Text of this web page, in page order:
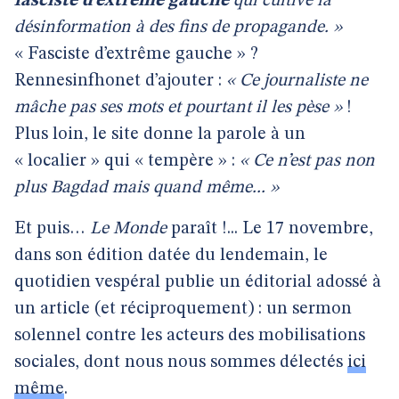
désinformation à des fins de propagande. »
« Fasciste d’extrême gauche » ?
Rennesinfhonet d’ajouter : « Ce journaliste ne
mâche pas ses mots et pourtant il les pèse »!
Plus loin, le site donne la parole à un
« localier » qui « tempère » : « Ce n’est pas non
plus Bagdad mais quand même... »
Et puis… Le Mondeparaît !... Le 17 novembre,
dans son édition datée du lendemain, le
quotidien vespéral publie un éditorial adossé à
un article (et réciproquement) : un sermon
solennel contre les acteurs des mobilisations
sociales, dont nous nous sommes délectés ici
même.